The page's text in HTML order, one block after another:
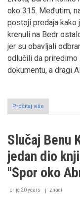
oko 315. Međutim,
postoji predaja kako
krenuli na Bedr
jer su obavljali
odlučili da priredimo
dokumentu, a dragi
Pročitaj više
Lista
na
Slučaj Benu
jedan dio
''Spor oko
prije 20 years znaci